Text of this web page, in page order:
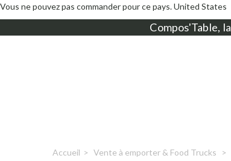
Vous ne pouvez pas commander pour ce pays.United States
Compos'Table, la
Accueil > Vente à emporter & Food Trucks >